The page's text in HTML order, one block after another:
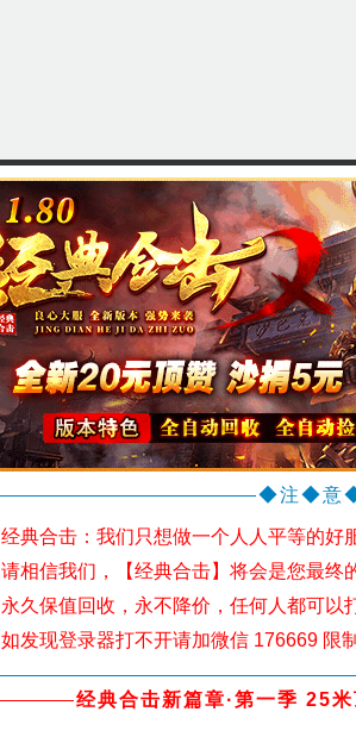
◆注◆意◆
经典合击：我们只想做一个人人平等的好
请相信我们，【经典合击】将会是您最终
永久保值回收，永不降价，任何人都可以